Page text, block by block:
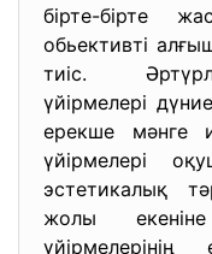
бірте-бірте
обьективті
тиіс.
үйірмелері
ерекше мәнге
үйірмелері
эстетикалық
жолы